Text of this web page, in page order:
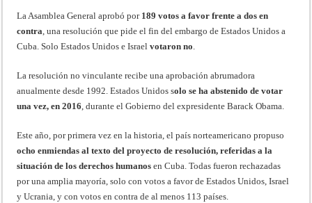
La Asamblea General aprobó por 189 votos a favor frente a dos en
contra, una resolución que pide el fin del embargo de Estados Unidos a
Cuba. Solo Estados Unidos e Israelvotaron no.
La resolución no vinculante recibe una aprobación abrumadora
anualmente desde 1992. Estados Unidos solo se ha abstenido de votar
una vez, en 2016, durante el Gobierno del expresidente Barack Obama.
Este año, por primera vez en la historia, el país norteamericano propuso
ocho enmiendas al texto del proyecto de resolución, referidas a la
situación de los derechos humanos en Cuba. Todas fueron rechazadas
por una amplia mayoría, solo con votos a favor de Estados Unidos, Israel
y Ucrania, y con votos en contra de al menos 113 países.